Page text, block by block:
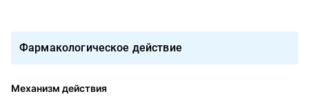
Фармакологическое действие
Механизм действия